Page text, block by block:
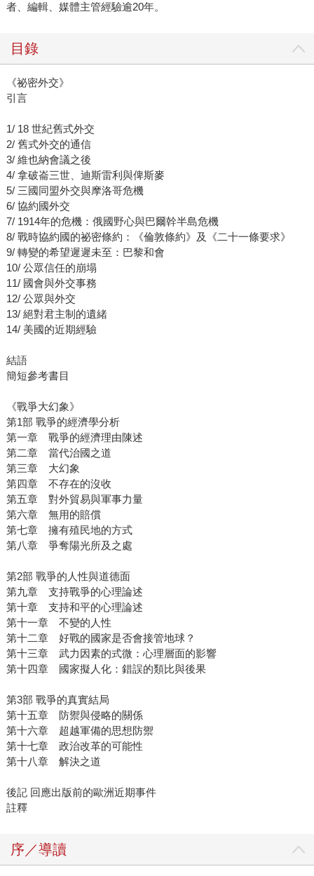
者、編輯、媒體主管經驗逾20年。
目錄
《祕密外交》
引言
1/ 18 世紀舊式外交
2/ 舊式外交的通信
3/ 維也納會議之後
4/ 拿破崙三世、迪斯雷利與俾斯麥
5/ 三國同盟外交與摩洛哥危機
6/ 協約國外交
7/ 1914年的危機：俄國野心與巴爾幹半島危機
8/ 戰時協約國的祕密條約：《倫敦條約》及《二十一條要求》
9/ 轉變的希望遲遲未至：巴黎和會
10/ 公眾信任的崩塌
11/ 國會與外交事務
12/ 公眾與外交
13/ 絕對君主制的遺緒
14/ 美國的近期經驗
結語
簡短參考書目
《戰爭大幻象》
第1部 戰爭的經濟學分析
第一章 戰爭的經濟理由陳述
第二章 當代治國之道
第三章 大幻象
第四章 不存在的沒收
第五章 對外貿易與軍事力量
第六章 無用的賠償
第七章 擁有殖民地的方式
第八章 爭奪陽光所及之處
第2部 戰爭的人性與道德面
第九章 支持戰爭的心理論述
第十章 支持和平的心理論述
第十一章 不變的人性
第十二章 好戰的國家是否會接管地球？
第十三章 武力因素的式微：心理層面的影響
第十四章 國家擬人化：錯誤的類比與後果
第3部 戰爭的真實結局
第十五章 防禦與侵略的關係
第十六章 超越軍備的思想防禦
第十七章 政治改革的可能性
第十八章 解決之道
後記 回應出版前的歐洲近期事件
註釋
序／導讀